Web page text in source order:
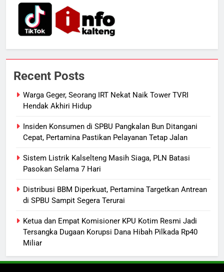
Recent Posts
Warga Geger, Seorang IRT Nekat Naik Tower TVRI
Hendak Akhiri Hidup
Insiden Konsumen di SPBU Pangkalan Bun Ditangani
Cepat, Pertamina Pastikan Pelayanan Tetap Jalan
Sistem Listrik Kalselteng Masih Siaga, PLN Batasi
Pasokan Selama 7 Hari
Distribusi BBM Diperkuat, Pertamina Targetkan Antrean
di SPBU Sampit Segera Terurai
Ketua dan Empat Komisioner KPU Kotim Resmi Jadi
Tersangka Dugaan Korupsi Dana Hibah Pilkada Rp40
Miliar
Segera Tuntaskan Pemadaman
Listrik di Kalsel-Teng
NUSANTARA
Warga Indonesia, Ada Uzumaki, D.
Luffy, Shinchan, hingga Doraemon
NUSANTARA
8
Tak Ada Lagi Pajak Terlewat, GIS
ECONOMY
1
Warga Geger, Seorang IRT Nekat
Hidup
REGION
Insiden Konsumen di SPBU